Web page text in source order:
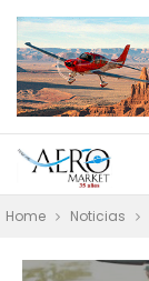
Home Noticias